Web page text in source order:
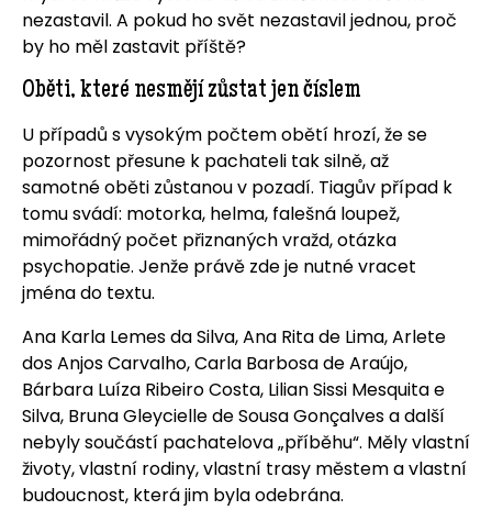
nezastavil. A pokud ho svět nezastavil jednou, proč
by ho měl zastavit příště?
Oběti, které nesmějí zůstat jen číslem
U případů s vysokým počtem obětí hrozí, že se
pozornost přesune k pachateli tak silně, až
samotné oběti zůstanou v pozadí. Tiagův případ k
tomu svádí: motorka, helma, falešná loupež,
mimořádný počet přiznaných vražd, otázka
psychopatie. Jenže právě zde je nutné vracet
jména do textu.
Ana Karla Lemes da Silva, Ana Rita de Lima, Arlete
dos Anjos Carvalho, Carla Barbosa de Araújo,
Bárbara Luíza Ribeiro Costa, Lilian Sissi Mesquita e
Silva, Bruna Gleycielle de Sousa Gonçalves a další
nebyly součástí pachatelova „příběhu“. Měly vlastní
životy, vlastní rodiny, vlastní trasy městem a vlastní
budoucnost, která jim byla odebrána.